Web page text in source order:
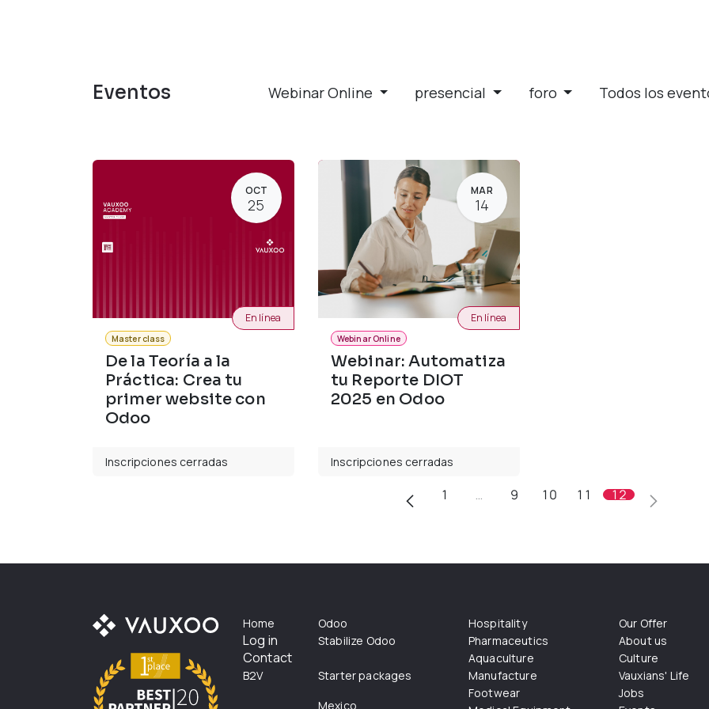
Eventos Webinar Online presencial foro Todos los
OCT
25
Master class
De la Teoría a la
Práctica: Crea tu
primer website con
Odoo
En línea
Inscripciones cerradas
MAR
14
Webinar Online
Webinar: Automatiza
tu Reporte DIOT
2025 en Odoo
En línea
Inscripciones cerradas
1 … 9 10 11 12
Home
Log in
Contact
B2V
Odoo
Stabilize Odoo
Starter packages
Mexico
Hospitality
Pharmaceutics
Aquaculture
Manufacture
Footwear
Our Offer
About us
Culture
Vauxians' Life
Jobs